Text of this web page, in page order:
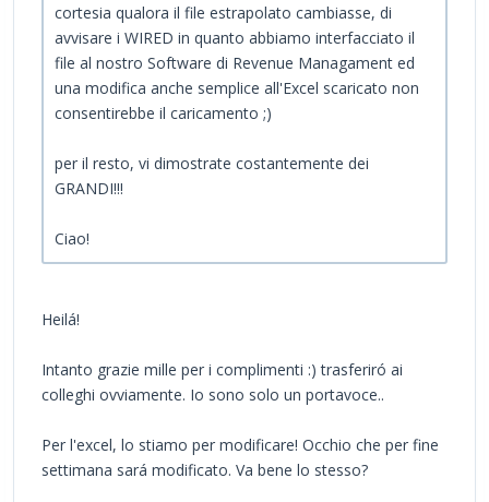
cortesia qualora il file estrapolato cambiasse, di
avvisare i WIRED in quanto abbiamo interfacciato il
file al nostro Software di Revenue Managament ed
una modifica anche semplice all'Excel scaricato non
consentirebbe il caricamento ;)
per il resto, vi dimostrate costantemente dei
GRANDI!!!
Ciao!
Heilá!
Intanto grazie mille per i complimenti :) trasferiró ai
colleghi ovviamente. Io sono solo un portavoce..
Per l'excel, lo stiamo per modificare! Occhio che per fine
settimana sará modificato. Va bene lo stesso?